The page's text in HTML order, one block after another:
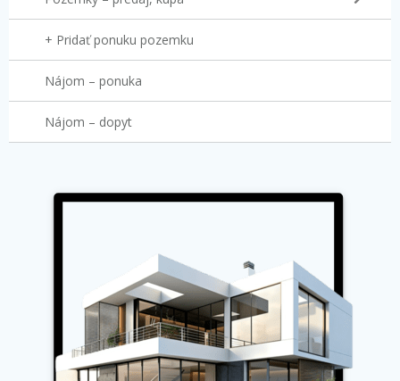
+ Pridať ponuku pozemku
Nájom – ponuka
Nájom – dopyt